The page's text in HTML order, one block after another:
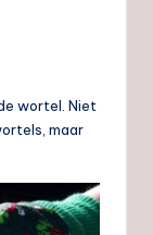
wortel. Niet
maar